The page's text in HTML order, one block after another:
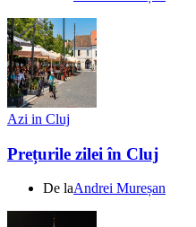
Azi in Cluj
Prețurile zilei în Cluj
De laAndrei Mureșan